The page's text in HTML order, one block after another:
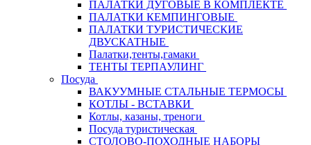
ПАЛАТКИ ДУГОВЫЕ В КОМПЛЕКТЕ
ПАЛАТКИ КЕМПИНГОВЫЕ
ПАЛАТКИ ТУРИСТИЧЕСКИЕ
ДВУСКАТНЫЕ
Палатки,тенты,гамаки
ТЕНТЫ ТЕРПАУЛИНГ
Посуда
ВАКУУМНЫЕ СТАЛЬНЫЕ ТЕРМОСЫ
КОТЛЫ - ВСТАВКИ
Котлы, казаны, треноги
Посуда туристическая
СТОЛОВО-ПОХОДНЫЕ НАБОРЫ